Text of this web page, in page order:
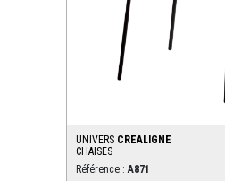
UNIVERS CREALIGNE
CHAISES
Référence :A871